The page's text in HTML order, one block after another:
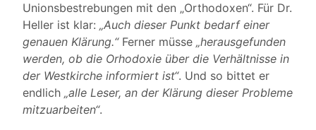
Unionsbestrebungen mit den „Orthodoxen“. Für Dr.
Heller ist klar: „Auch dieser Punkt bedarf einer
genauen Klärung.“Ferner müsse „herausgefunden
werden, ob die Orhodoxie über die Verhältnisse in
der Westkirche informiert ist“. Und so bittet er
endlich „alle Leser, an der Klärung dieser Probleme
mitzuarbeiten“.